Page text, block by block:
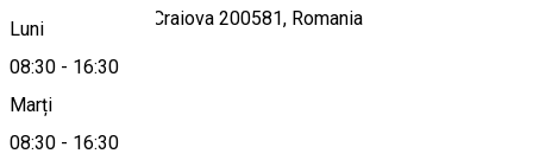
Luni
08:30 - 16:30
Marți
08:30 - 16:30
Strada Brestei 4, Craiova 200581, Romania
Hartă